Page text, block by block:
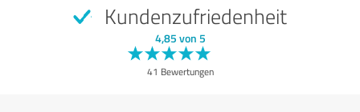
Kundenzufriedenheit
4,85 von 5
41 Bewertungen